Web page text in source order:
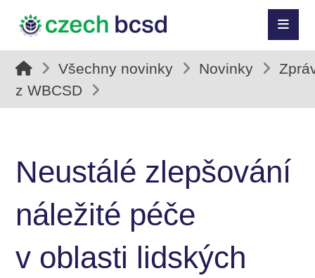
Všechny novinky Novinky
z WBCSD
Neustálé zlepšování
náležité péče
v oblasti lidských